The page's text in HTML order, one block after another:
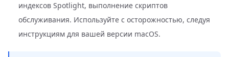
индексов Spotlight, выполнение скриптов
обслуживания. Используйте с осторожностью, следуя
инструкциям для вашей версии macOS.